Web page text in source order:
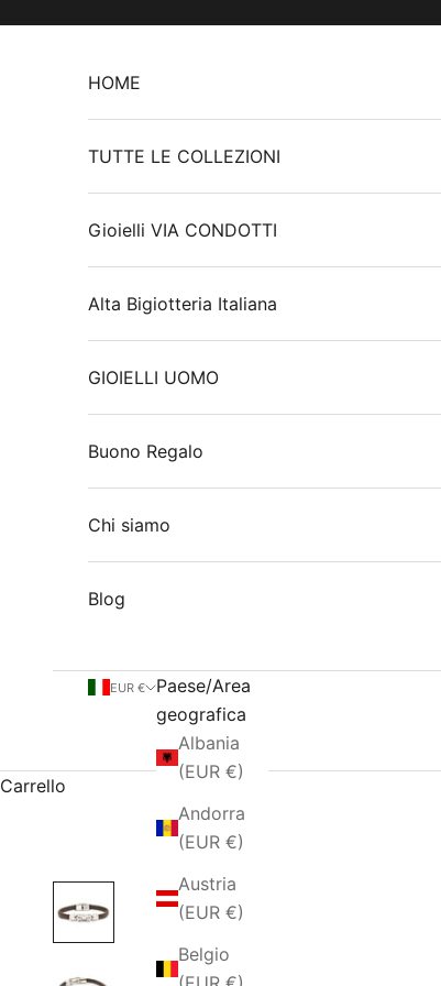
HOME
TUTTE LE COLLEZIONI
Gioielli VIA CONDOTTI
Alta Bigiotteria Italiana
GIOIELLI UOMO
Buono Regalo
Chi siamo
Blog
EUR €
Paese/Area
geografica
Albania
(EUR €)
Andorra
(EUR €)
Austria
(EUR €)
Belgio
Carrello